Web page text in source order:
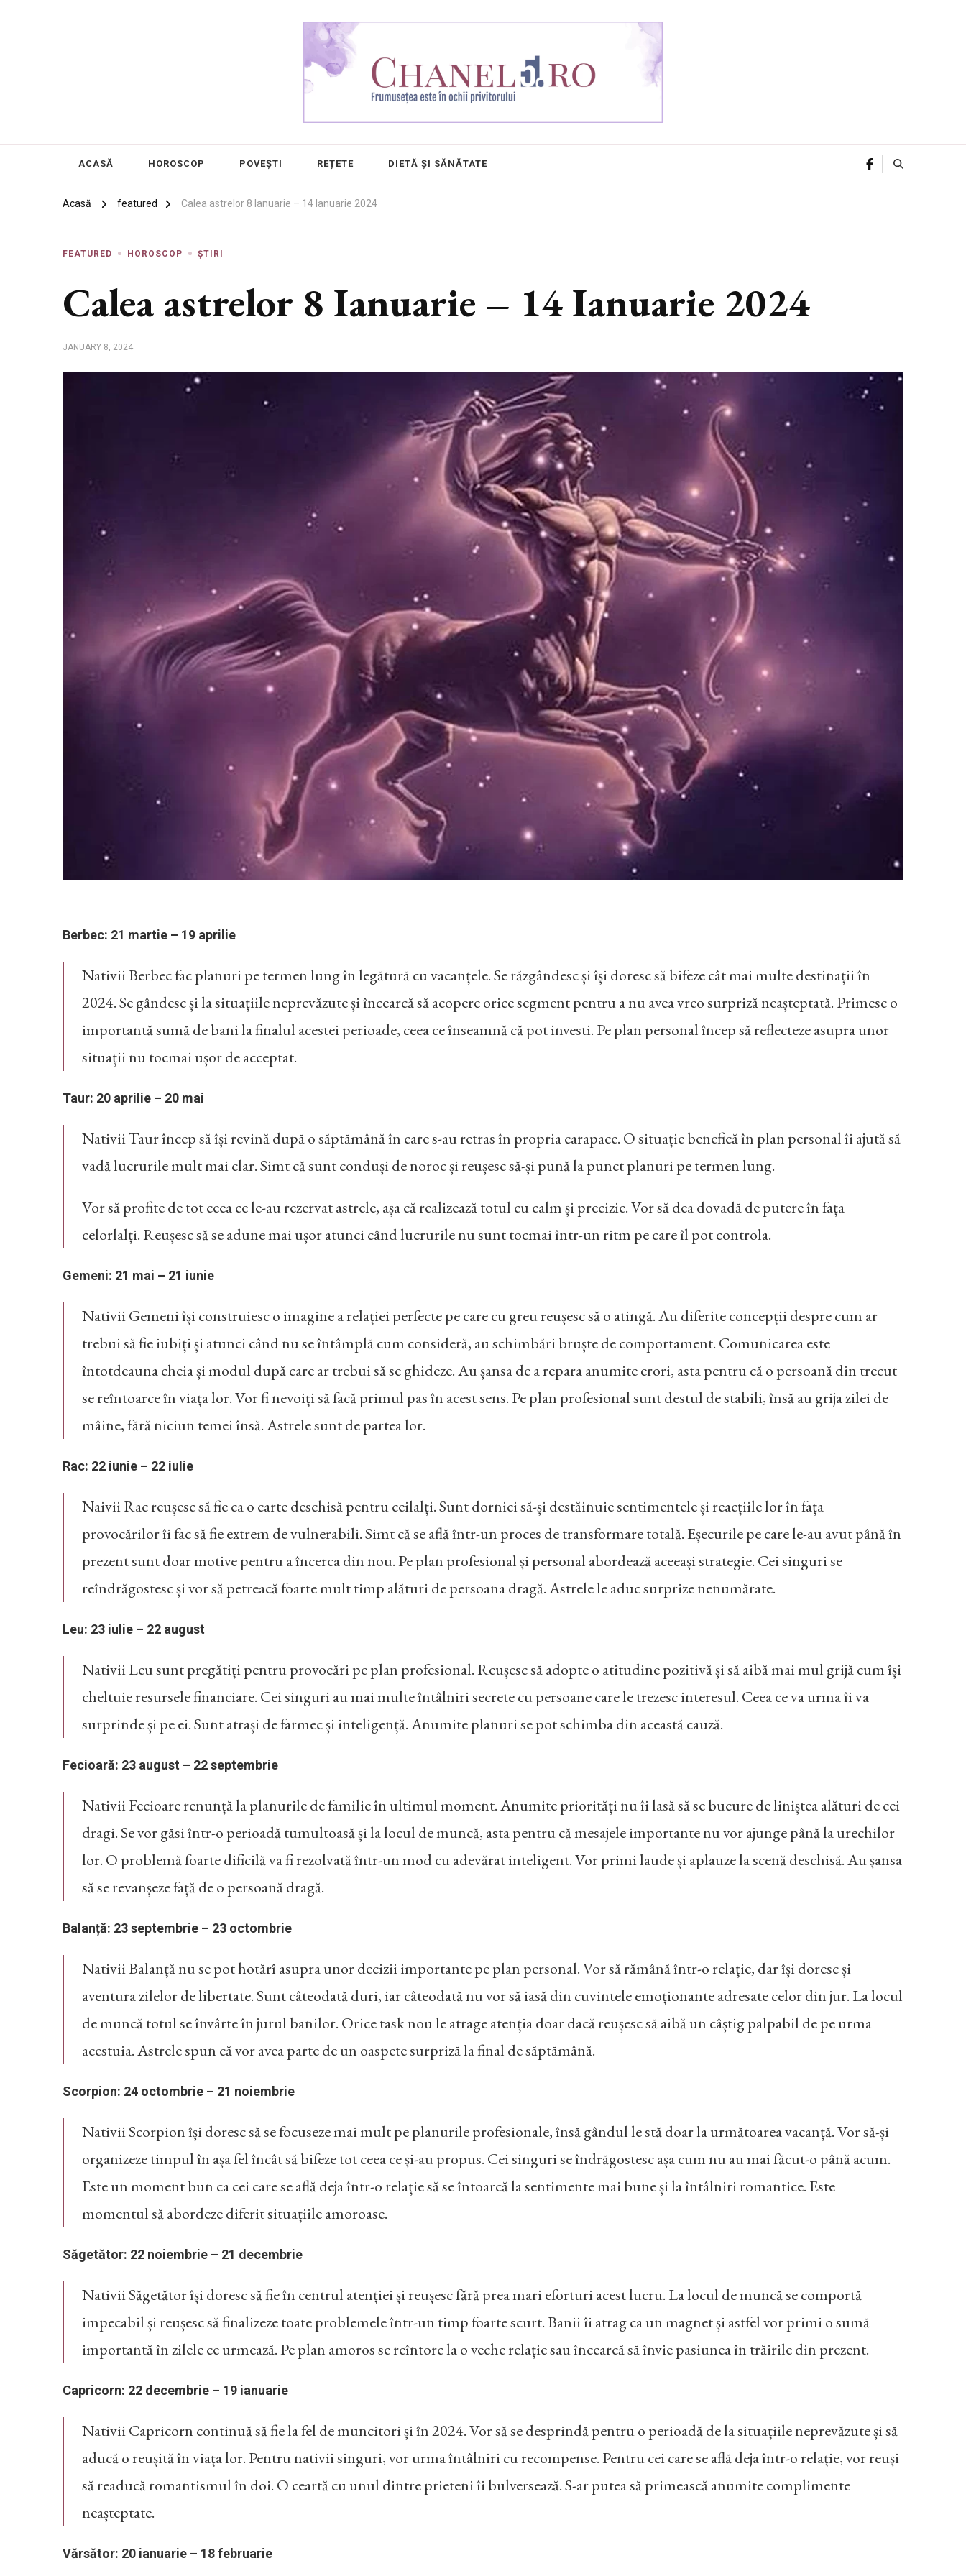
ACASĂ HOROSCOP POVEȘTI REȚETE DIETĂ ȘI SĂNĂTATE
Acasă featured Calea astrelor 8 Ianuarie – 14 Ianuarie 2024
FEATURED HOROSCOP ȘTIRI
Calea astrelor 8 Ianuarie – 14 Ianuarie 2024
JANUARY 8, 2024
Berbec: 21 martie – 19 aprilie
Nativii Berbec fac planuri pe termen lung în legătură cu vacanțele. Se răzgândesc și își doresc să bifeze cât mai multe destinații în
2024. Se gândesc și la situațiile neprevăzute și încearcă să acopere orice segment pentru a nu avea vreo surpriză neașteptată. Primesc o
importantă sumă de bani la finalul acestei perioade, ceea ce înseamnă că pot investi. Pe plan personal încep să reflecteze asupra unor
situații nu tocmai ușor de acceptat.
Taur: 20 aprilie – 20 mai
Nativii Taur încep să își revină după o săptămână în care s-au retras în propria carapace. O situație benefică în plan personal îi ajută să
vadă lucrurile mult mai clar. Simt că sunt conduși de noroc și reușesc să-și pună la punct planuri pe termen lung.
Vor să profite de tot ceea ce le-au rezervat astrele, așa că realizează totul cu calm și precizie. Vor să dea dovadă de putere în fața
celorlalți. Reușesc să se adune mai ușor atunci când lucrurile nu sunt tocmai într-un ritm pe care îl pot controla.
Gemeni: 21 mai – 21 iunie
Nativii Gemeni își construiesc o imagine a relației perfecte pe care cu greu reușesc să o atingă. Au diferite concepții despre cum ar
trebui să fie iubiți și atunci când nu se întâmplă cum consideră, au schimbări bruște de comportament. Comunicarea este
întotdeauna cheia și modul după care ar trebui să se ghideze. Au șansa de a repara anumite erori, asta pentru că o persoană din trecut
se reîntoarce în viața lor. Vor fi nevoiți să facă primul pas în acest sens. Pe plan profesional sunt destul de stabili, însă au grija zilei de
mâine, fără niciun temei însă. Astrele sunt de partea lor.
Rac: 22 iunie – 22 iulie
Naivii Rac reușesc să fie ca o carte deschisă pentru ceilalți. Sunt dornici să-și destăinuie sentimentele și reacțiile lor în fața
provocărilor îi fac să fie extrem de vulnerabili. Simt că se află într-un proces de transformare totală. Eșecurile pe care le-au avut până în
prezent sunt doar motive pentru a încerca din nou. Pe plan profesional și personal abordează aceeași strategie. Cei singuri se
reîndrăgostesc și vor să petreacă foarte mult timp alături de persoana dragă. Astrele le aduc surprize nenumărate.
Leu: 23 iulie – 22 august
Nativii Leu sunt pregătiți pentru provocări pe plan profesional. Reușesc să adopte o atitudine pozitivă și să aibă mai mul grijă cum își
cheltuie resursele financiare. Cei singuri au mai multe întâlniri secrete cu persoane care le trezesc interesul. Ceea ce va urma îi va
surprinde și pe ei. Sunt atrași de farmec și inteligență. Anumite planuri se pot schimba din această cauză.
Fecioară: 23 august – 22 septembrie
Nativii Fecioare renunță la planurile de familie în ultimul moment. Anumite priorități nu îi lasă să se bucure de liniștea alături de cei
dragi. Se vor găsi într-o perioadă tumultoasă și la locul de muncă, asta pentru că mesajele importante nu vor ajunge până la urechilor
lor. O problemă foarte dificilă va fi rezolvată într-un mod cu adevărat inteligent. Vor primi laude și aplauze la scenă deschisă. Au șansa
să se revanșeze față de o persoană dragă.
Balanță: 23 septembrie – 23 octombrie
Nativii Balanță nu se pot hotărî asupra unor decizii importante pe plan personal. Vor să rămână într-o relație, dar își doresc și
aventura zilelor de libertate. Sunt câteodată duri, iar câteodată nu vor să iasă din cuvintele emoționante adresate celor din jur. La locul
de muncă totul se învârte în jurul banilor. Orice task nou le atrage atenția doar dacă reușesc să aibă un câștig palpabil de pe urma
acestuia. Astrele spun că vor avea parte de un oaspete surpriză la final de săptămână.
Scorpion: 24 octombrie – 21 noiembrie
Nativii Scorpion își doresc să se focuseze mai mult pe planurile profesionale, însă gândul le stă doar la următoarea vacanță. Vor să-și
organizeze timpul în așa fel încât să bifeze tot ceea ce și-au propus. Cei singuri se îndrăgostesc așa cum nu au mai făcut-o până acum.
Este un moment bun ca cei care se află deja într-o relație să se întoarcă la sentimente mai bune și la întâlniri romantice. Este
momentul să abordeze diferit situațiile amoroase.
Săgetător: 22 noiembrie – 21 decembrie
Nativii Săgetător își doresc să fie în centrul atenției și reușesc fără prea mari eforturi acest lucru. La locul de muncă se comportă
impecabil și reușesc să finalizeze toate problemele într-un timp foarte scurt. Banii îi atrag ca un magnet și astfel vor primi o sumă
importantă în zilele ce urmează. Pe plan amoros se reîntorc la o veche relație sau încearcă să învie pasiunea în trăirile din prezent.
Capricorn: 22 decembrie – 19 ianuarie
Nativii Capricorn continuă să fie la fel de muncitori și în 2024. Vor să se desprindă pentru o perioadă de la situațiile neprevăzute și să
aducă o reușită în viața lor. Pentru nativii singuri, vor urma întâlniri cu recompense. Pentru cei care se află deja într-o relație, vor reuși
să readucă romantismul în doi. O ceartă cu unul dintre prieteni îi bulversează. S-ar putea să primească anumite complimente
neașteptate.
Vărsător: 20 ianuarie – 18 februarie